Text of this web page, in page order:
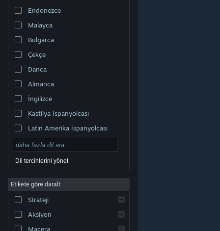
markalar, ABD ve diğer ülkelerde ilgili sahiplerinin
Erişilebilirlik |
Çerezler
Endonezce
Malayca
Bulgarca
Çekçe
Danca
Almanca
İngilizce
Kastilya İspanyolcası
Latin Amerika İspanyolcası
Dil tercihlerini yönet
Etikete göre daralt
Strateji
Aksiyon
Macera